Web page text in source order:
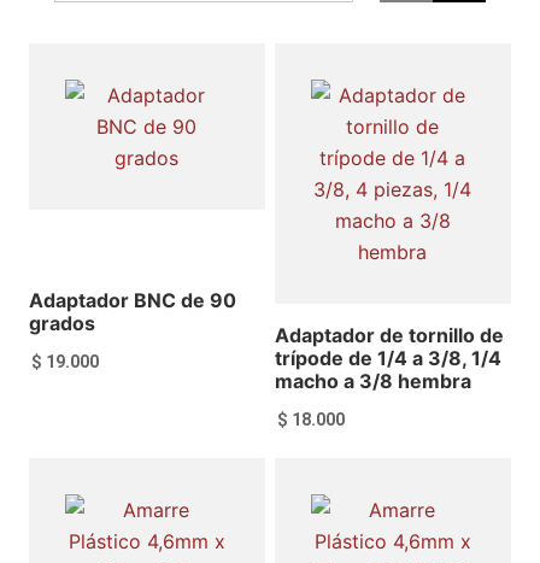
Adaptador BNC de 90
grados
$ 19.000
Añadir al carrito
Adaptador de tornillo de
trípode de 1/4 a 3/8, 1/4
macho a 3/8 hembra
$ 18.000
Añadir al carrito